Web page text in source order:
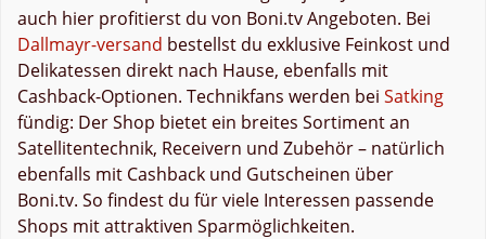
auch hier profitierst du von Boni.tv Angeboten. Bei
Dallmayr-versand bestellst du exklusive Feinkost und
Delikatessen direkt nach Hause, ebenfalls mit
Cashback-Optionen. Technikfans werden bei Satking
fündig: Der Shop bietet ein breites Sortiment an
Satellitentechnik, Receivern und Zubehör – natürlich
ebenfalls mit Cashback und Gutscheinen über
Boni.tv. So findest du für viele Interessen passende
Shops mit attraktiven Sparmöglichkeiten.